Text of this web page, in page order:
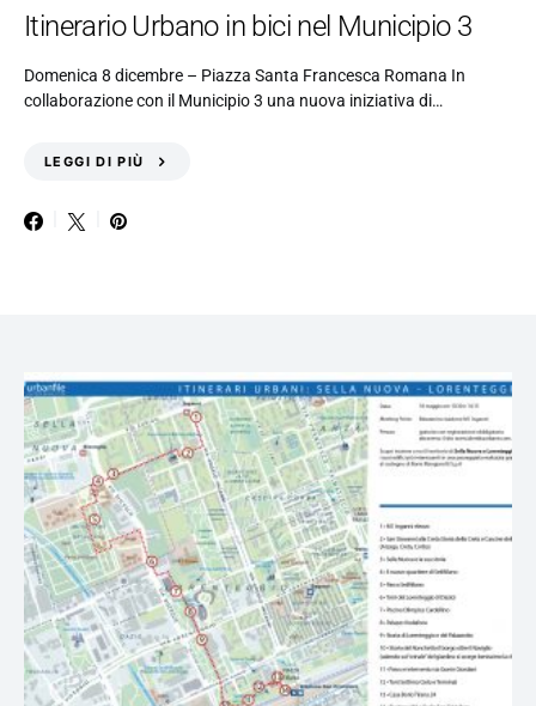
Itinerario Urbano in bici nel Municipio 3
Domenica 8 dicembre – Piazza Santa Francesca Romana In
collaborazione con il Municipio 3 una nuova iniziativa di…
LEGGI DI PIÙ